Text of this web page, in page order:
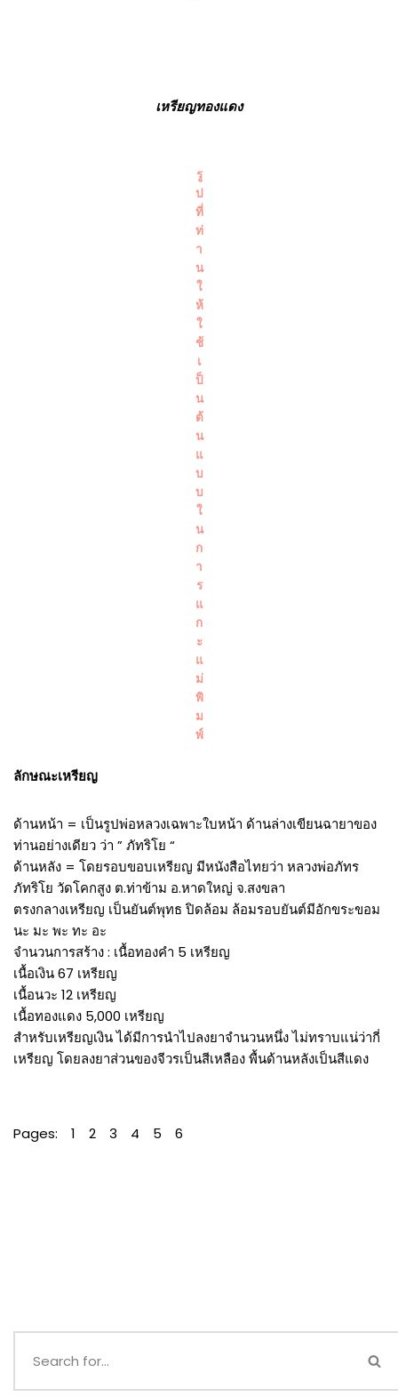
เหรียญทองแดง
รู
ป
ที่
ท่
า
น
ใ
ห้
ใ
ช้
เ
ป็
น
ต้
น
แ
บ
บ
ใ
น
ก
า
ร
แ
ก
ะ
แ
ม่
พิ
ม
พ์
ลักษณะเหรียญ
ด้านหน้า = เป็นรูปพ่อหลวงเฉพาะใบหน้า ด้านล่างเขียนฉายาของ
ท่านอย่างเดียว ว่า ” ภัทริโย “
ด้านหลัง = โดยรอบขอบเหรียญ มีหนังสือไทยว่า หลวงพ่อภัทร
ภัทริโย วัดโคกสูง ต.ท่าข้าม อ.หาดใหญ่ จ.สงขลา
ตรงกลางเหรียญ เป็นยันต์พุทธ ปิดล้อม ล้อมรอบยันต์มีอักขระขอม
นะ มะ พะ ทะ อะ
จำนวนการสร้าง : เนื้อทองคำ 5 เหรียญ
เนื้อเงิน 67 เหรียญ
เนื้อนวะ 12 เหรียญ
เนื้อทองแดง 5,000 เหรียญ
สำหรับเหรียญเงิน ได้มีการนำไปลงยาจำนวนหนึ่ง ไม่ทราบแน่ว่ากี่
เหรียญ โดยลงยาส่วนของจีวรเป็นสีเหลือง พื้นด้านหลังเป็นสีแดง
Pages: 1 2 3 4 5 6